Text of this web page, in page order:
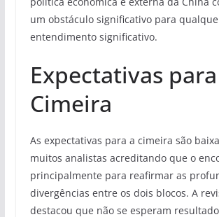
um obstáculo significativo para
entendimento significativo.
Expectativas
Cimeira
As expectativas para a cimeira são
muitos analistas acreditando que o
principalmente para reafirmar as
divergências entre os dois blocos. A
destacou que não se esperam